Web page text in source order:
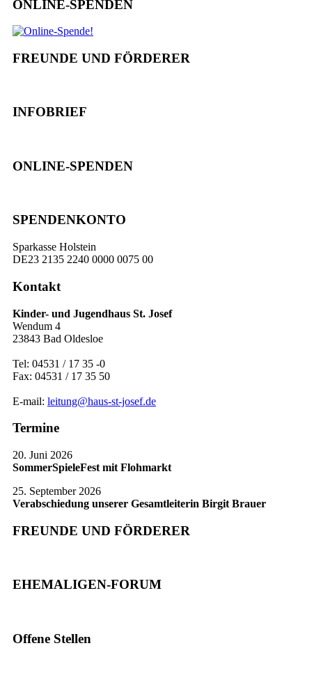
ONLINE-SPENDEN
FREUNDE UND FÖRDERER
INFOBRIEF
ONLINE-SPENDEN
SPENDENKONTO
Sparkasse Holstein
DE23 2135 2240 0000 0075 00
Kontakt
Kinder- und Jugendhaus St. Josef
Wendum 4
23843 Bad Oldesloe
Tel: 04531 / 17 35 -0
Fax: 04531 / 17 35 50
E-mail: leitung@haus-st-josef.de
Termine
20. Juni 2026
SommerSpieleFest mit Flohmarkt
25. September 2026
Verabschiedung unserer Gesamtleiterin Birgit Brauer
FREUNDE UND FÖRDERER
EHEMALIGEN-FORUM
Offene Stellen